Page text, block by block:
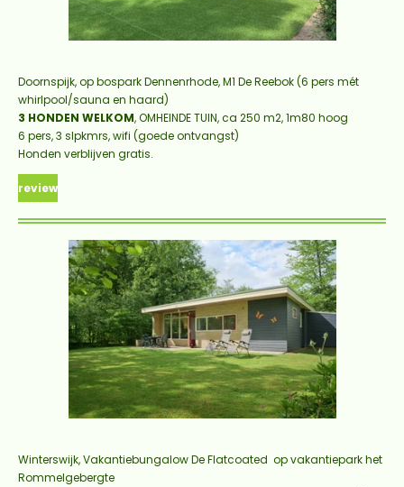
Doornspijk, op bospark Dennenrhode,M1 De Reebok (6 pers mét
whirlpool/sauna en haard)
3 HONDEN WELKOM, OMHEINDE TUIN, ca 250 m2, 1m80 hoog
6 pers, 3 slpkmrs, wifi (goede ontvangst)
Honden verblijven gratis.
review
Winterswijk, VakantiebungalowDe Flatcoated op vakantiepark het
Rommelgebergte